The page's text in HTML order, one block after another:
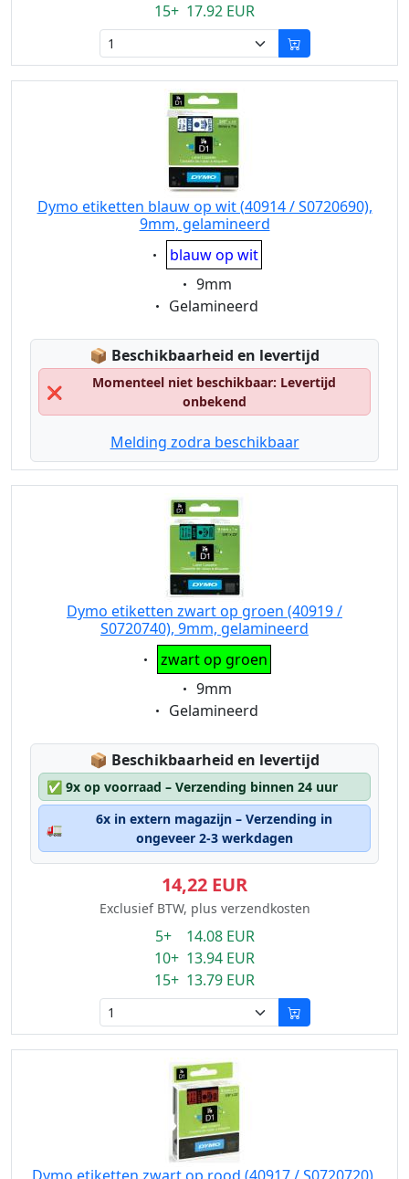
15+ 17.92 EUR
Dymo etiketten blauw op wit (40914 / S0720690),
9mm, gelamineerd
Eigenschaft:
blauw op wit
Eigenschaft:
9mm
Eigenschaft:
Gelamineerd
📦 Lagerstatus:
Beschikbaarheid en levertijd
❌
Momenteel niet beschikbaar: Levertijd
onbekend
Melding zodra beschikbaar
Dymo etiketten zwart op groen (40919 /
S0720740), 9mm, gelamineerd
Eigenschaft:
zwart op groen
Eigenschaft:
9mm
Eigenschaft:
Gelamineerd
📦 Lagerstatus:
Beschikbaarheid en levertijd
✅ 9x op voorraad – Verzending binnen 24 uur
🚛
6x in extern magazijn – Verzending in
ongeveer 2-3 werkdagen
14,22 EUR
Exclusief BTW, plus verzendkosten
5+ 14.08 EUR
10+ 13.94 EUR
15+ 13.79 EUR